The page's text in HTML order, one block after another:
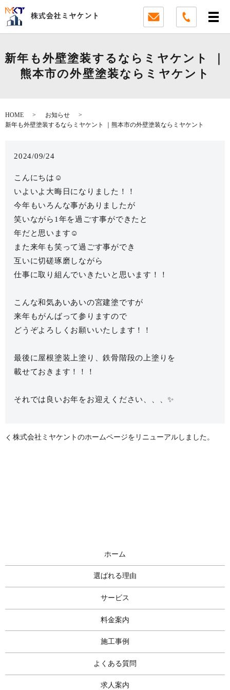
新年も外壁塗装するならミヤケント ｜
熊本市の外壁塗装ならミヤケント
HOME
お知らせ
新年も外壁塗装するならミヤケント ｜熊本市の外壁塗装ならミヤケント
2024/09/24
こんにちは☺️
いよいよ大晦日になりました！！
今年もいろんな事がありましたが
笑いながら1年を過ごす事ができたと
年だと思います☺️
また来年も笑って過ごす事ができ
互いに切磋琢磨しながら
仕事に取り組んでいきたいと思います！！
こんな和気あいあいの宮建塗ですが
来年もがんばって参りますので
どうぞよろしくお願いいたします！！
最後に屋根塗装上塗り、鉄骨階段の上塗りを
載せておきます！！！
それでは良いお年をお迎えください、、、✨
株式会社ミヤケントのホームページをリニューアルしました。
ホーム
選ばれる理由
サービス
料金案内
施工事例
よくある質問
求人案内